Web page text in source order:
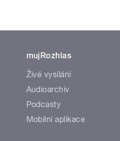
mujRozhlas
Živé vysílání
Audioarchiv
Podcasty
Mobilní aplikace